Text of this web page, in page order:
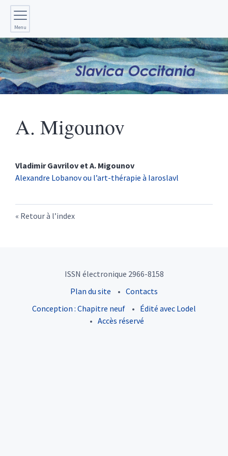
Menu
A. Migounov
VladimirGavrilov etA. Migounov
Alexandre Lobanov ou l’art-thérapie à Iaroslavl
Retour à l’index
ISSN électronique 2966-8158
Plan du site
Contacts
Conception : Chapitre neuf
Édité avec Lodel
Accès réservé